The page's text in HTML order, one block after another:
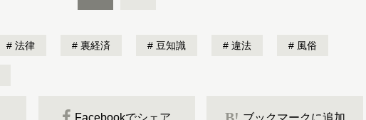
法律 裏経済 豆知識 違法 風俗
Facebookでシェア B! ブックマークに追加